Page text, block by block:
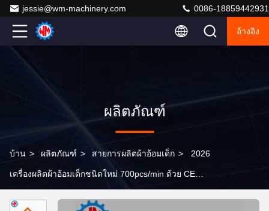
jessie@wm-machinery.com 0086-18859442931
อ้างอิง
ผลิตภัณฑ์
บ้าน > ผลิตภัณฑ์ > สายการผลิตผ้าอ้อมเด็ก > 2026
เครื่องผลิตผ้าอ้อมเด็กชนิดใหม่ 700pcs/min ด้วย CE